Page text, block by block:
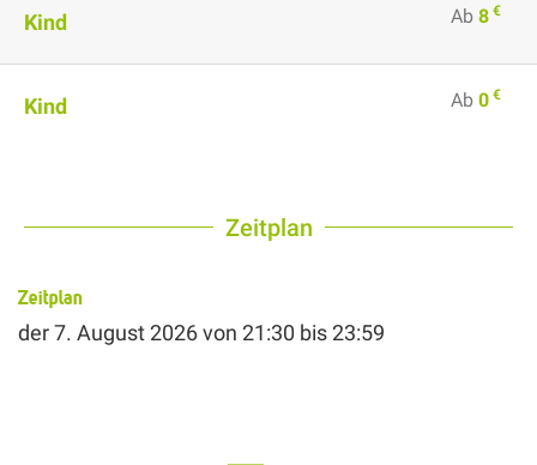
Kind Ab 8 €
Kind Ab 0 €
Zeitplan
Zeitplan
der7. August 2026von 21:30 bis 23:59